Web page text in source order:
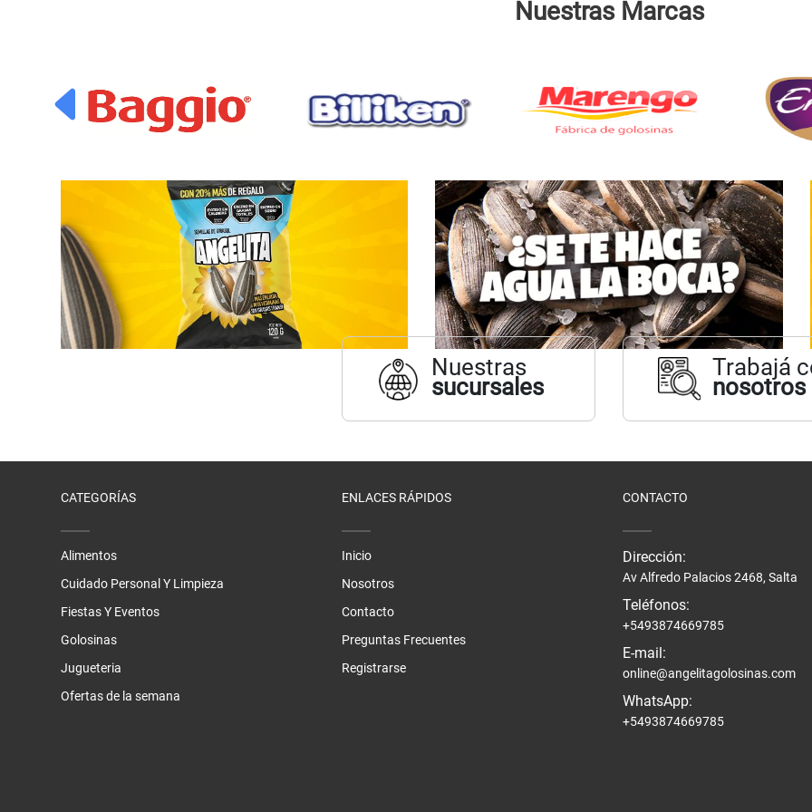
Nuestras Marcas
Nuestras
sucursales
Trabajá
nosotros
CATEGORÍAS
Alimentos
Cuidado Personal Y Limpieza
Fiestas Y Eventos
Golosinas
Jugueteria
Ofertas de la semana
ENLACES RÁPIDOS
Inicio
Nosotros
Contacto
Preguntas Frecuentes
Registrarse
CONTACTO
Dirección:
Av Alfredo Palacios 2468, Salta
Teléfonos:
+5493874669785
E-mail:
online@angelitagolosinas.com
WhatsApp:
+5493874669785